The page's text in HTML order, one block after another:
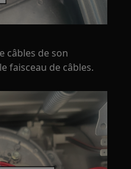
câbles de son
faisceau de câbles.